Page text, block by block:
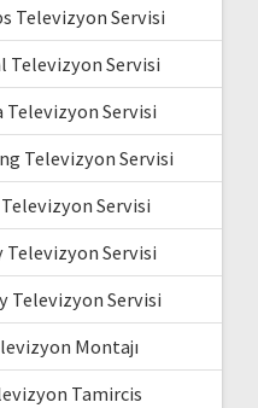
Televizyon Servisi
Televizyon Servisi
Televizyon Servisi
Televizyon Servisi
Servisi
Servisi
Televizyon Servisi
Montajı
Tamircis